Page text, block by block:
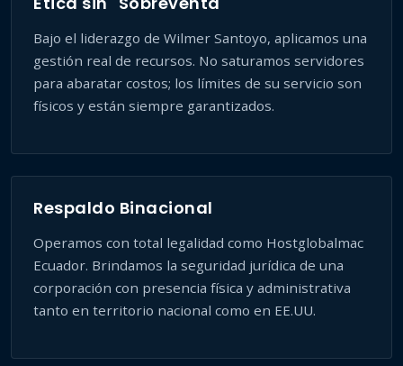
Bajo el liderazgo de Wilmer Santoyo, aplicamos una
gestión real de recursos. No saturamos servidores
para abaratar costos; los límites de su servicio son
físicos y están siempre garantizados.
Respaldo Binacional
Operamos con total legalidad como Hostglobalmac
Ecuador. Brindamos la seguridad jurídica de una
corporación con presencia física y administrativa
tanto en territorio nacional como en EE.UU.